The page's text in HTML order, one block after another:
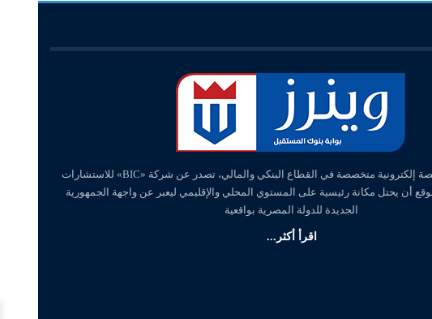
«وينرز – winners» منصة إلكترونية متخصصة في القطاع البنكي والمالي، تصدر عن شركة «BIC» للاستشارات
أن يحتل مكانة رئيسية على المستوي المحلي والإقليمي ليعبر عن واجهة الجمهورية
الجديدة للدولة المصرية بواقعية
اقرأ أكثر...